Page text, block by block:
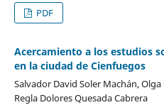
PDF
Acercamiento a los estudios
en la ciudad de Cienfuegos
Salvador David Soler Machán,
Regla Dolores Quesada Cabrera